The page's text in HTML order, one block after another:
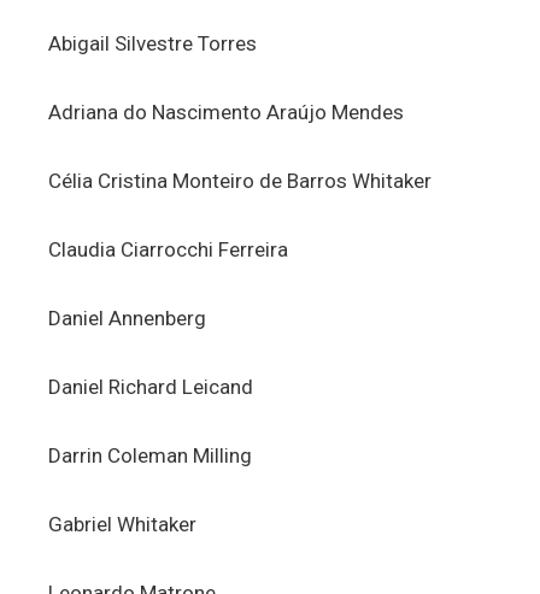
Abigail Silvestre Torres
Adriana do Nascimento Araújo Mendes
Célia Cristina Monteiro de Barros Whitaker
Claudia Ciarrocchi Ferreira
Daniel Annenberg
Daniel Richard Leicand
Darrin Coleman Milling
Gabriel Whitaker